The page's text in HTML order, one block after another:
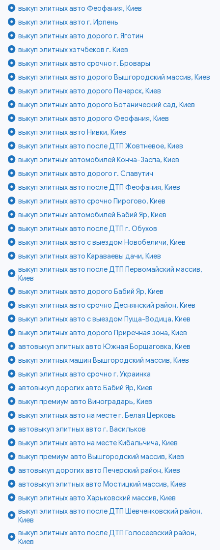
выкуп элитных авто Феофания, Киев
выкуп элитных авто г. Ирпень
выкуп элитных авто дорого г. Яготин
выкуп элитных хэтчбеков г. Киев
выкуп элитных авто срочно г. Бровары
выкуп элитных авто дорого Вышгородский массив, Киев
выкуп элитных авто дорого Печерск, Киев
выкуп элитных авто дорого Ботанический сад, Киев
выкуп элитных авто дорого Феофания, Киев
выкуп элитных авто Нивки, Киев
выкуп элитных авто после ДТП Жовтневое, Киев
выкуп элитных автомобилей Конча-Заспа, Киев
выкуп элитных авто дорого г. Славутич
выкуп элитных авто после ДТП Феофания, Киев
выкуп элитных авто срочно Пирогово, Киев
выкуп элитных автомобилей Бабий Яр, Киев
выкуп элитных авто после ДТП г. Обухов
выкуп элитных авто с выездом Новобеличи, Киев
выкуп элитных авто Караваевы дачи, Киев
выкуп элитных авто после ДТП Первомайский массив,
Киев
выкуп элитных авто дорого Бабий Яр, Киев
выкуп элитных авто срочно Деснянский район, Киев
выкуп элитных авто с выездом Пуща-Водица, Киев
выкуп элитных авто дорого Приречная зона, Киев
автовыкуп элитных авто Южная Борщаговка, Киев
выкуп элитных машин Вышгородский массив, Киев
выкуп элитных авто срочно г. Украинка
автовыкуп дорогих авто Бабий Яр, Киев
выкуп премиум авто Виноградарь, Киев
выкуп элитных авто на месте г. Белая Церковь
автовыкуп элитных авто г. Васильков
выкуп элитных авто на месте Кибальчича, Киев
выкуп премиум авто Вышгородский массив, Киев
автовыкуп дорогих авто Печерский район, Киев
автовыкуп элитных авто Мостицкий массив, Киев
выкуп элитных авто Харьковский массив, Киев
выкуп элитных авто после ДТП Шевченковский район,
Киев
выкуп элитных авто после ДТП Голосеевский район,
Киев